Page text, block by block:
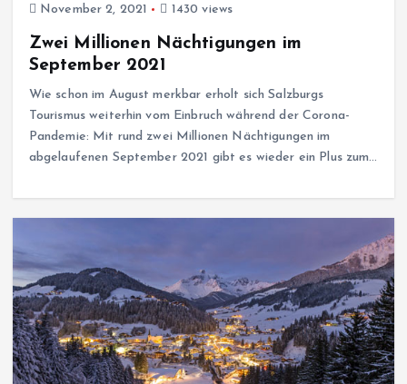
November 2, 2021
1430 views
Zwei Millionen Nächtigungen im
September 2021
Wie schon im August merkbar erholt sich Salzburgs
Tourismus weiterhin vom Einbruch während der Corona-
Pandemie: Mit rund zwei Millionen Nächtigungen im
abgelaufenen September 2021 gibt es wieder ein Plus zum…